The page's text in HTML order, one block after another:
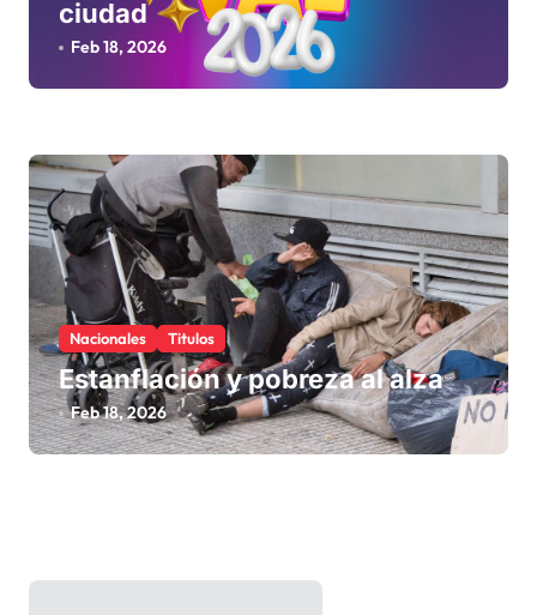
ciudad
Feb 18, 2026
Nacionales Titulos
Estanflación y pobreza al alza
Feb 18, 2026